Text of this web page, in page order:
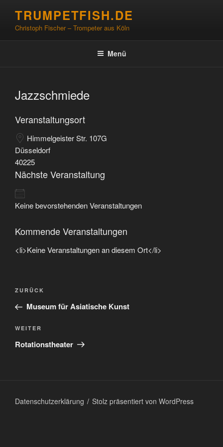
springen
TRUMPETFISH.DE
Christoph Fischer – Trompeter aus Köln
Menü
Jazzschmiede
Veranstaltungsort
Himmelgeister Str. 107G
Düsseldorf
40225
Nächste Veranstaltung
Keine bevorstehenden Veranstaltungen
Kommende Veranstaltungen
<li>Keine Veranstaltungen an diesem Ort</li>
Beitragsnavigation
Vorheriger
Beitrag
ZURÜCK
Museum für Asiatische Kunst
Nächster
Beitrag
WEITER
Rotationstheater
Datenschutzerklärung Stolz präsentiert von WordPress